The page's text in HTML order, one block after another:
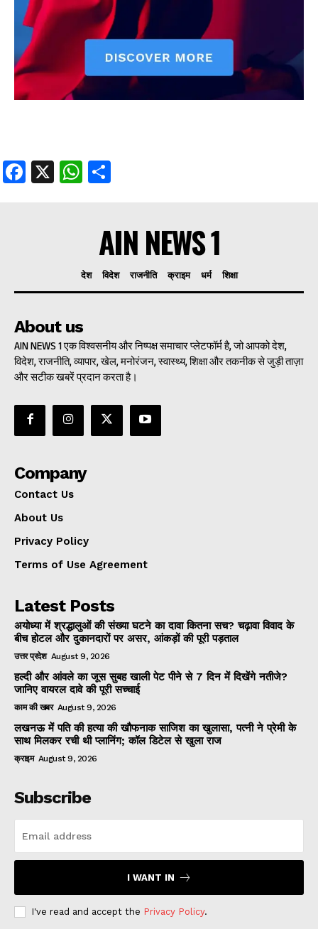
Facebook
X WhatsApp
AIN NEWS 1
देश विदेश राजनीति क्राइम धर्म शिक्षा
About us
AIN NEWS 1 एक विश्वसनीय और निष्पक्ष समाचार प्लेटफॉर्म है, जो आपको देश,
विदेश, राजनीति, व्यापार, खेल, मनोरंजन, स्वास्थ्य, शिक्षा और तकनीक से जुड़ी ताज़ा
और सटीक खबरें प्रदान करता है।
Company
Contact Us
About Us
Privacy Policy
Terms of Use Agreement
Latest Posts
अयोध्या में श्रद्धालुओं की संख्या घटने का दावा कितना सच? चढ़ावा विवाद के
बीच होटल और दुकानदारों पर असर, आंकड़ों की पूरी पड़ताल
उत्तर प्रदेश August 9, 2026
हल्दी और आंवले का जूस सुबह खाली पेट पीने से 7 दिन में दिखेंगे नतीजे?
जानिए वायरल दावे की पूरी सच्चाई
काम की खबर August 9, 2026
लखनऊ में पति की हत्या की खौफनाक साजिश का खुलासा, पत्नी ने प्रेमी के
साथ मिलकर रची थी प्लानिंग; कॉल डिटेल से खुला राज
क्राइम August 9, 2026
Subscribe
I WANT IN
I've read and accept the Privacy Policy.